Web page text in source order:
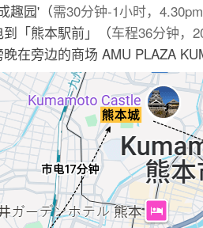
趣园'（需30分钟-1小时，
「熊本駅前」（车程36分钟，
在旁边的商场 AMU PLAZA